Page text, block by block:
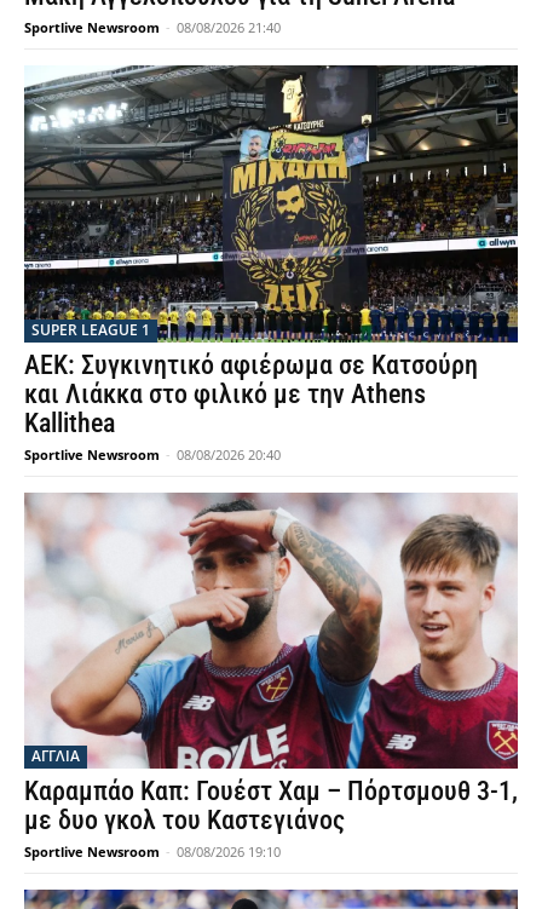
Sportlive Newsroom - 08/08/2026 21:40
SUPER LEAGUE 1
ΑΕΚ: Συγκινητικό αφιέρωμα σε Κατσούρη
και Λιάκκα στο φιλικό με την Athens
Kallithea
Sportlive Newsroom - 08/08/2026 20:40
ΑΓΓΛΙΑ
Καραμπάο Καπ: Γουέστ Χαμ – Πόρτσμουθ 3-1,
με δυο γκολ του Καστεγιάνος
Sportlive Newsroom - 08/08/2026 19:10